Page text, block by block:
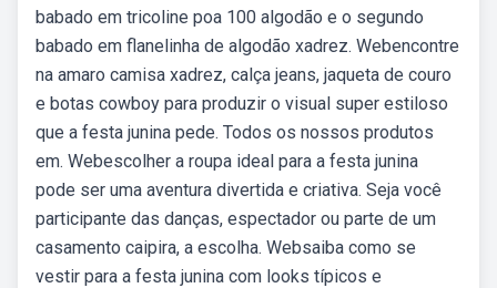
babado em tricoline poa 100 algodão e o segundo
babado em flanelinha de algodão xadrez. Webencontre
na amaro camisa xadrez, calça jeans, jaqueta de couro
e botas cowboy para produzir o visual super estiloso
que a festa junina pede. Todos os nossos produtos
em. Webescolher a roupa ideal para a festa junina
pode ser uma aventura divertida e criativa. Seja você
participante das danças, espectador ou parte de um
casamento caipira, a escolha. Websaiba como se
vestir para a festa junina com looks típicos e